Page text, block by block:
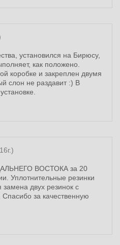
установился на Бирюсу,
как положено.
коробке и закреплен двумя
слон не раздавит :) В
ВОСТОКА за 20
Уплотнительные резинки
двух резинок с
Спасибо за качественную